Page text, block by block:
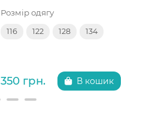
Розмір одягу
116 122 128 134
350 грн. В кошик